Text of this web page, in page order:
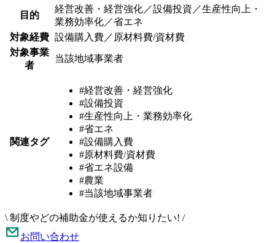
目的
経営改善・経営強化／設備投資／生産性向上・
業務効率化／省エネ
対象経費 設備購入費／原材料費/資材費
対象事業
者
当該地域事業者
関連タグ
#経営改善・経営強化
#設備投資
#生産性向上・業務効率化
#省エネ
#設備購入費
#原材料費/資材費
#省エネ設備
#農業
#当該地域事業者
\ 制度やどの補助金が使えるか知りたい! /
お問い合わせ